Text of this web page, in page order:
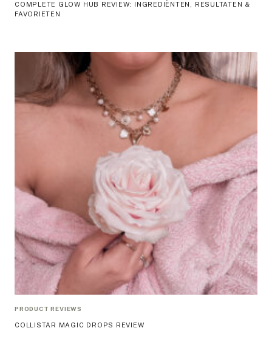
COMPLETE GLOW HUB REVIEW: INGREDIËNTEN, RESULTATEN &
FAVORIETEN
PRODUCT REVIEWS
COLLISTAR MAGIC DROPS REVIEW